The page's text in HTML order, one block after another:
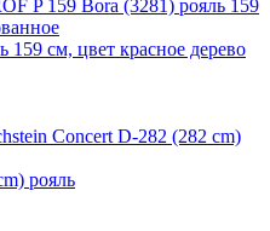
159 см, цвет красное дерево
рояль